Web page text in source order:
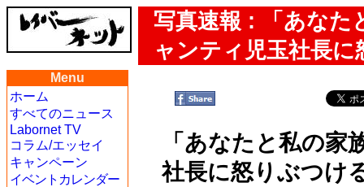
写真速報 : 「あなた
ャンティ児玉社長
Menu
ホーム
すべてのニュース
Labornet TV
コラム/エッセイ
キャンペーン
イベントカレンダー
「あなたと私の
社長に怒りぶつけ